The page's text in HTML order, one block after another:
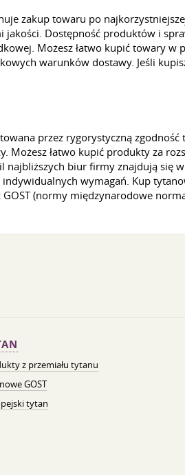
zakup towaru po
jakości. Dostępność produktów i
Możesz łatwo kupić towary
warunków dostawy. Jeśli
przez rygorystyczną
łatwo kupić produkty za
biur firmy znajdują się w
wymagań. Kup
GOST (normy międzynarodowe
z przemiału tytanu
GOST
tytan